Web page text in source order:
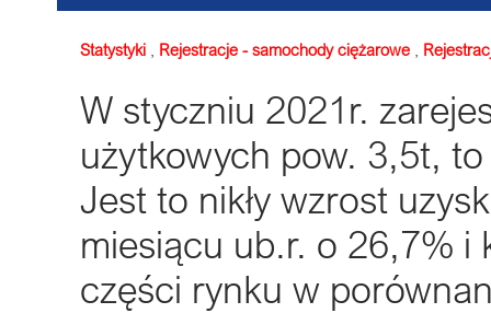
Statystyki Rejestracje - samochody ciężarowe
W styczniu 2021r.
użytkowych pow. 3,5t,
Jest to nikły wzrost
miesiącu ub.r. o 26,7% i
części rynku w